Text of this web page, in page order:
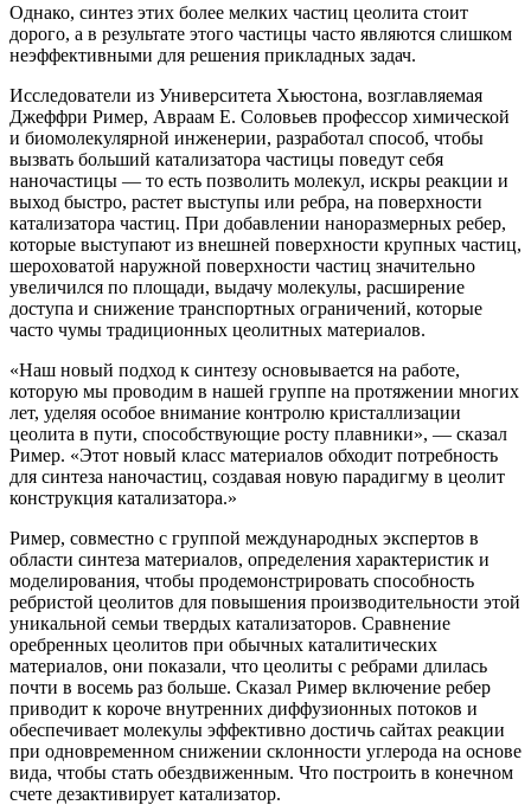
Однако, синтез этих более мелких частиц цеолита стоит
дорого, а в результате этого частицы часто являются слишком
неэффективными для решения прикладных задач.
Исследователи из Университета Хьюстона, возглавляемая
Джеффри Ример, Авраам Е. Соловьев профессор химической
и биомолекулярной инженерии, разработал способ, чтобы
вызвать больший катализатора частицы поведут себя
наночастицы — то есть позволить молекул, искры реакции и
выход быстро, растет выступы или ребра, на поверхности
катализатора частиц. При добавлении наноразмерных ребер,
которые выступают из внешней поверхности крупных частиц,
шероховатой наружной поверхности частиц значительно
увеличился по площади, выдачу молекулы, расширение
доступа и снижение транспортных ограничений, которые
часто чумы традиционных цеолитных материалов.
«Наш новый подход к синтезу основывается на работе,
которую мы проводим в нашей группе на протяжении многих
лет, уделяя особое внимание контролю кристаллизации
цеолита в пути, способствующие росту плавники», — сказал
Ример. «Этот новый класс материалов обходит потребность
для синтеза наночастиц, создавая новую парадигму в цеолит
конструкция катализатора.»
Ример, совместно с группой международных экспертов в
области синтеза материалов, определения характеристик и
моделирования, чтобы продемонстрировать способность
ребристой цеолитов для повышения производительности этой
уникальной семьи твердых катализаторов. Сравнение
оребренных цеолитов при обычных каталитических
материалов, они показали, что цеолиты с ребрами длилась
почти в восемь раз больше. Сказал Ример включение ребер
приводит к короче внутренних диффузионных потоков и
обеспечивает молекулы эффективно достичь сайтах реакции
при одновременном снижении склонности углерода на основе
вида, чтобы стать обездвиженным. Что построить в конечном
счете дезактивирует катализатор.